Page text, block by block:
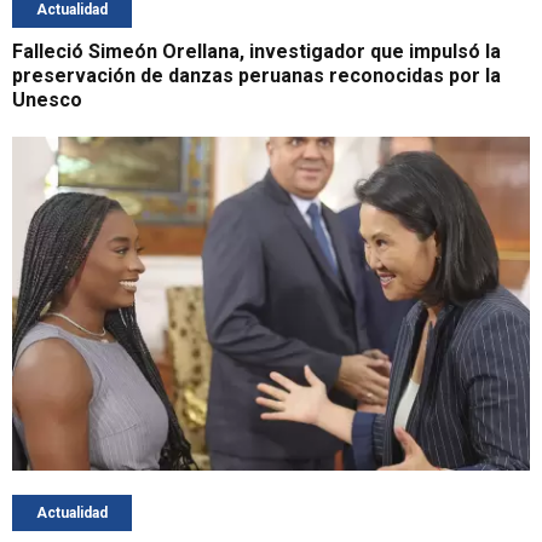
Actualidad
Falleció Simeón Orellana, investigador que impulsó la
preservación de danzas peruanas reconocidas por la
Unesco
Actualidad